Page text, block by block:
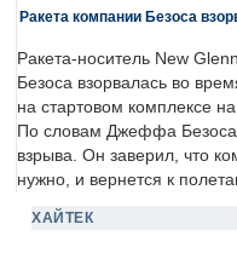
Ракета компании Безоса
Ракета-носитель New
Безоса взорвалась во
на стартовом комплексе
По словам Джеффа
взрыва. Он заверил, что
нужно, и вернется к
ХАЙТЕК